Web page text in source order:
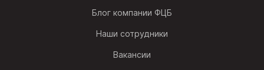
Блог компании ФЦБ
Наши сотрудники
Вакансии